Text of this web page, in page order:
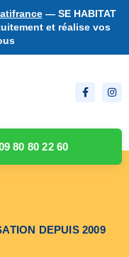
— SE HABITAT
et réalise vos
80 80 22 60
DEPUIS 2009